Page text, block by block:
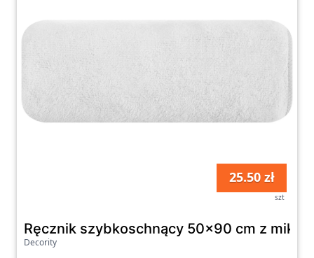
25.50 zł
szt
Ręcznik szybkoschnący 50x90 cm z
Decority